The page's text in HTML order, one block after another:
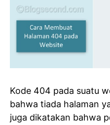
Kode 404 pada suatu
bahwa tiada halaman
juga dikatakan bahwa